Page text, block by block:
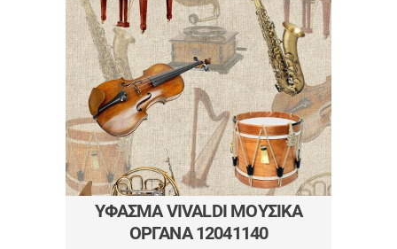
ΎΦΑΣΜΑ VIVALDI ΜΟΥΣΙΚΆ
ΌΡΓΑΝΑ 12041140